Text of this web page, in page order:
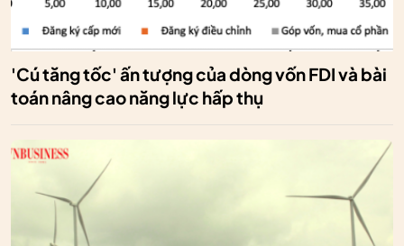
'Cú tăng tốc' ấn tượng của dòng vốn FDI và bài
toán nâng cao năng lực hấp thụ